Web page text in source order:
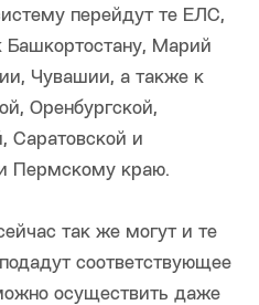
перейдут те ЕЛС,
Башкортостану, Марий
Чувашии, а также к
Оренбургской,
Саратовской и
Пермскому краю.
так же могут и те
соответствующее
осуществить даже